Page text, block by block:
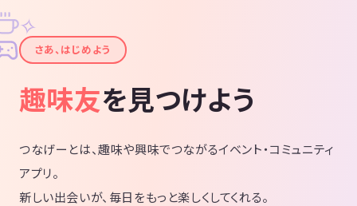
✦
✧
さあ、はじめよう
趣味友を見つけよう
つなげーとは、趣味や興味でつながるイベント・コミュニティ
アプリ。
新しい出会いが、毎日をもっと楽しくしてくれる。